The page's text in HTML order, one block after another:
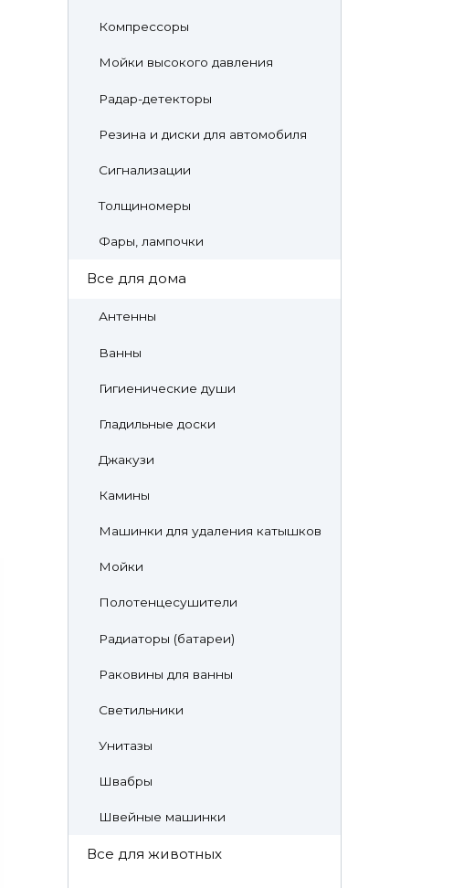
Компрессоры
Мойки высокого давления
Радар-детекторы
Резина и диски для автомобиля
Сигнализации
Толщиномеры
Фары, лампочки
Все для дома
Антенны
Ванны
Гигиенические души
Гладильные доски
Джакузи
Камины
Машинки для удаления катышков
Мойки
Полотенцесушители
Радиаторы (батареи)
Раковины для ванны
Светильники
Унитазы
Швабры
Швейные машинки
Все для животных